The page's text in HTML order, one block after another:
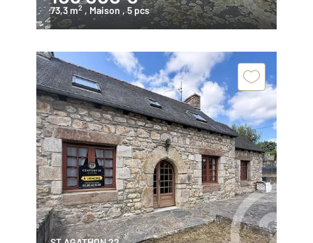
73,3 m2 , Maison , 5 pcs